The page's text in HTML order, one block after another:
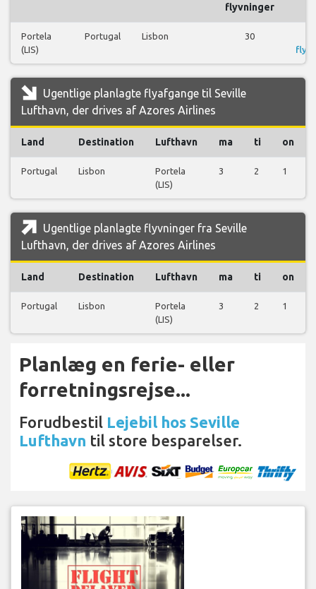
flyvninger
Portela
(LIS)
Portugal Lisbon 30
Ugentlige planlagte flyafgange til Seville
Lufthavn, der drives af Azores Airlines
Land Destination Lufthavn ma ti on
Portugal Lisbon
Portela
(LIS)
3 2 1
Ugentlige planlagte flyvninger fra Seville
Lufthavn, der drives af Azores Airlines
Land Destination Lufthavn ma ti on
Portugal Lisbon
Portela
(LIS)
3 2 1
Planlæg en ferie- eller
forretningsrejse...
Forudbestil Lejebil hos Seville
Lufthavn til store besparelser.